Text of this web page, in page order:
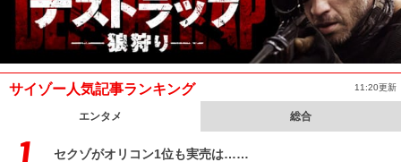
サイゾー人気記事ランキング 11:20更新
エンタメ 総合
セクゾがオリコン1位も実売は……